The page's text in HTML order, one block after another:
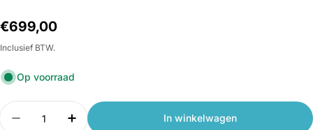
Normale
prijs
€699,00
Inclusief BTW.
Op voorraad
Aantal
In winkelwagen